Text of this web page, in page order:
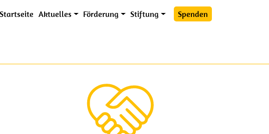
Hauptmenü
Startseite Aktuelles Förderung Stiftung Spenden